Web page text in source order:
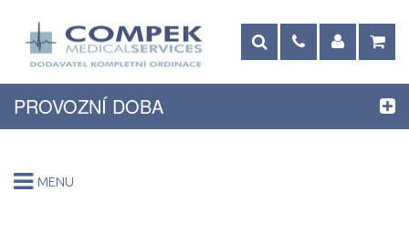
PROVOZNÍ DOBA
MENU